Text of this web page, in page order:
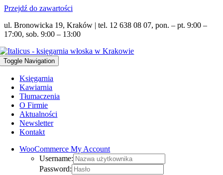
Przejdź do zawartości
ul. Bronowicka 19, Kraków | tel. 12 638 08 07, pon. – pt. 9:00 –
17:00, sob. 9:00 – 13:00
Toggle Navigation
Księgarnia
Kawiarnia
Tłumaczenia
O Firmie
Aktualności
Newsletter
Kontakt
WooCommerce My Account
Username:
Password: